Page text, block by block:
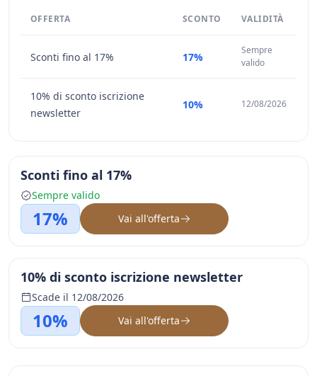
OFFERTA SCONTO VALIDITÀ
Sconti fino al 17% 17%
Sempre
valido
10% di sconto iscrizione
newsletter
10% 12/08/2026
Sconti fino al 17%
Sempre valido
17% Vai all'offerta
10% di sconto iscrizione newsletter
Scade il 12/08/2026
10% Vai all'offerta